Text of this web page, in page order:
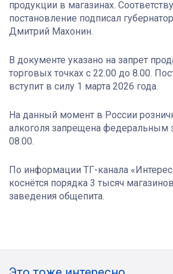
продукции в магазинах.
постановление подписал
Дмитрий Махонин.
В документе указано на запрет
торговых точках с 22.00 до 8.00.
вступит в силу 1 марта 2026 года.
На данный момент в России
алкоголя запрещена федеральным
08.00.
По информации ТГ-канала
коснётся порядка 3 тысяч
заведения общепита.